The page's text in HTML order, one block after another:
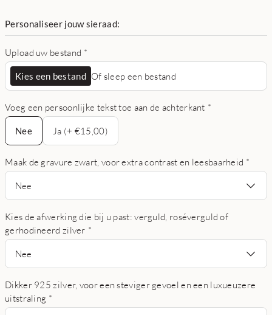
Personaliseer jouw sieraad:
Upload uw bestand *
Kies een bestand Of sleep een bestand
Voeg een persoonlijke tekst toe aan de achterkant *
Nee
Nee
Ja (+ €15,00)
Maak de gravure zwart, voor extra contrast en leesbaarheid *
Nee
Kies de afwerking die bij u past: verguld, roséverguld of
gerhodineerd zilver *
Nee
Dikker 925 zilver, voor een steviger gevoel en een luxueuzere
uitstraling *